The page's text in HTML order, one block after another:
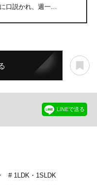
口説かれ、週一…
LINEで送る
1LDK・1SLDK